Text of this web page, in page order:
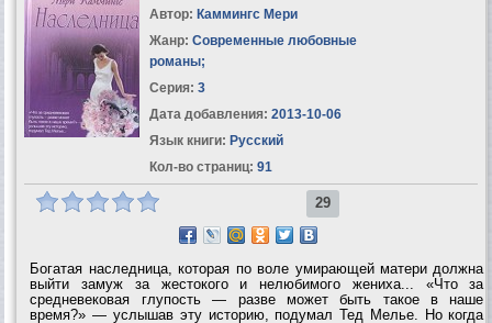
Автор: Каммингс Мери
Жанр: Современные любовные
романы;
Серия: 3
Дата добавления: 2013-10-06
Язык книги: Русский
Кол-во страниц: 91
29
Богатая наследница, которая по воле умирающей матери должна
выйти замуж за жестокого и нелюбимого жениха... «Что за
средневековая глупость — разве может быть такое в наше
время?» — услышав эту историю, подумал Тед Мелье. Но когда